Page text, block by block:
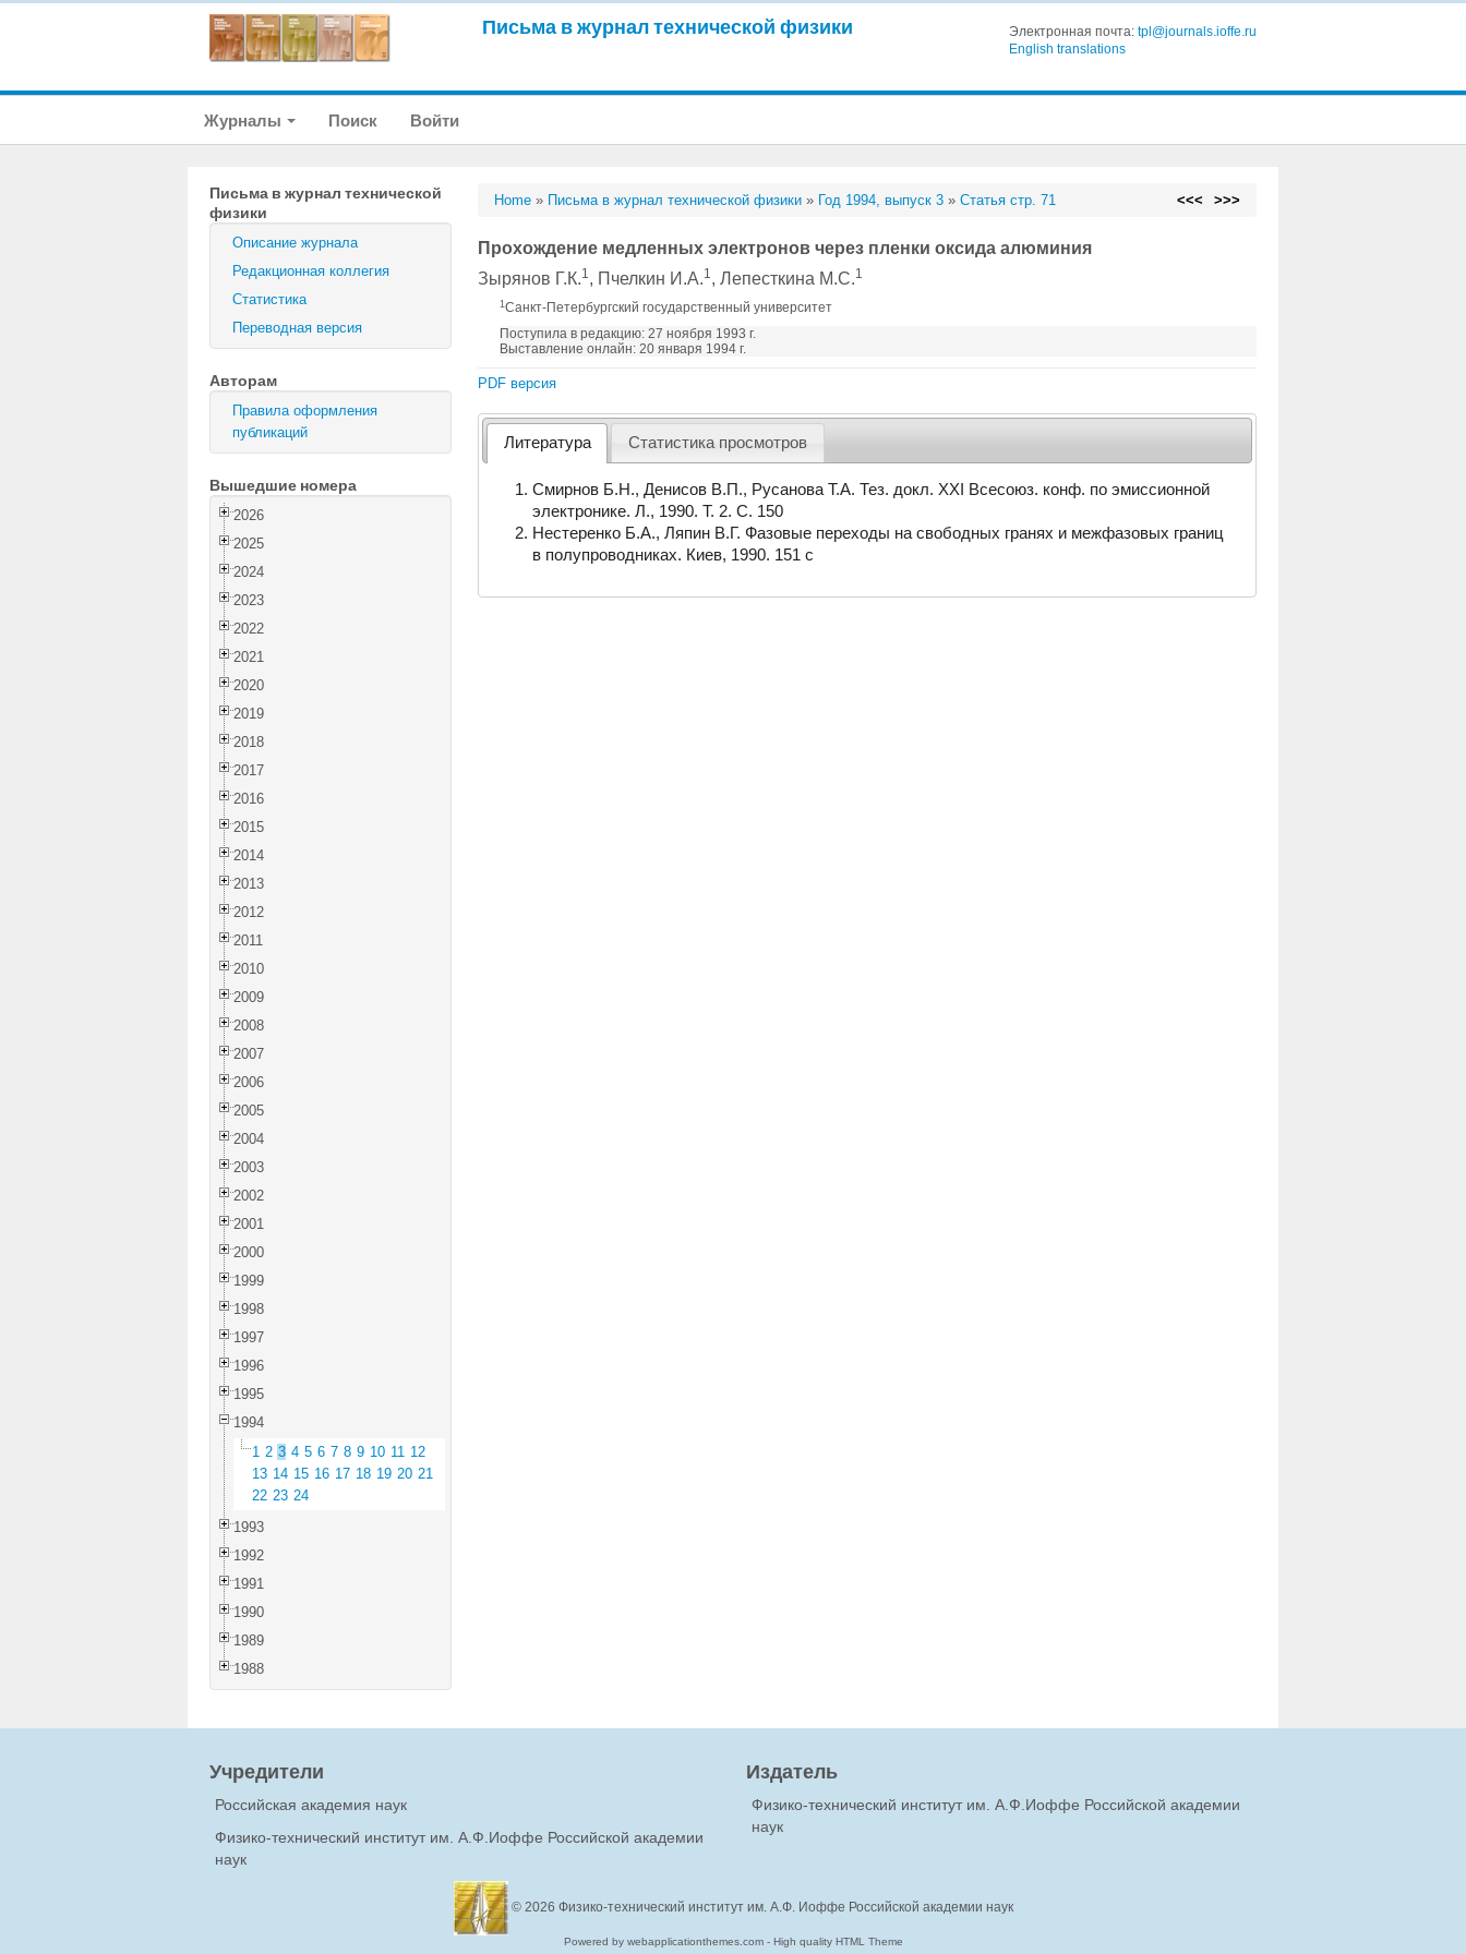
Письма в журнал технической физики Электронная почта: tpl@journals.ioffe.ru
English translations
Журналы Поиск Войти
Письма в журнал технической
физики
Описание журнала
Редакционная коллегия
Статистика
Переводная версия
Авторам
Правила оформления
публикаций
Вышедшие номера
2026
2025
2024
2023
2022
2021
2020
2019
2018
2017
2016
2015
2014
2013
2012
2011
2010
2009
2008
2007
2006
2005
2004
2003
2002
2001
2000
1999
1998
1997
1996
1995
1994
1 2 3 4 5 6 7 8 9 10 11 12
13 14 15 16 17 18 19 20 21
22 23 24
1993
1992
1991
1990
1989
1988
Home » Письма в журнал технической физики » Год 1994, выпуск 3 »Статья стр. 71 <<< >>>
Прохождение медленных электронов через пленки оксида алюминия
Зырянов Г.К.1, Пчелкин И.А.1, Лепесткина М.С.1
1Санкт-Петербургский государственный университет
Поступила в редакцию: 27 ноября 1993 г.
Выставление онлайн: 20 января 1994 г.
PDF версия
Литература Статистика просмотров
Смирнов Б.Н., Денисов В.П., Русанова Т.А. Тез. докл. XXI Всесоюз. конф. по эмиссионной
электронике. Л., 1990. Т. 2. С. 150
Нестеренко Б.А., Ляпин В.Г. Фазовые переходы на свободных гранях и межфазовых границ
в полупроводниках. Киев, 1990. 151 с
Учредители
Российская академия наук
Физико-технический институт им. А.Ф.Иоффе Российской академии
наук
Издатель
Физико-технический институт им. А.Ф.Иоффе Российской академии
наук
© 2026 Физико-технический институт им. А.Ф. Иоффе Российской академии наук
Powered by webapplicationthemes.com - High quality HTML Theme